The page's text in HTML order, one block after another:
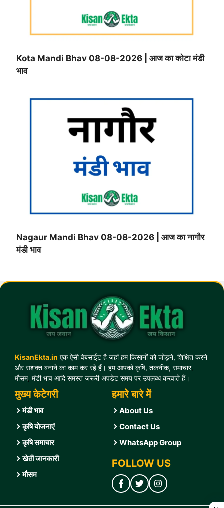
Kota Mandi Bhav 08-08-2026 | आज का कोटा मंडी
भाव
Nagaur Mandi Bhav 08-08-2026 | आज का नागौर
मंडी भाव
KisanEkta.in एक ऐसी वेबसाईट है जहां हम किसानों को जोड़ने, शिक्षित करने
और सशक्त बनाने का काम कर रहे हैं। हम आपको कृषि, तकनीक, समाचार,
मौसम, मंडी भाव आदि समस्त जरूरी अपडेट समय पर उपलब्ध करवाते हैं।
मुख्य केटेगरी
मंडी भाव
कृषि योजनाएं
कृषि समाचार
खेती जानकारी
मौसम
हमारे बारे में
About Us
Contact Us
WhatsApp Group
FOLLOW US